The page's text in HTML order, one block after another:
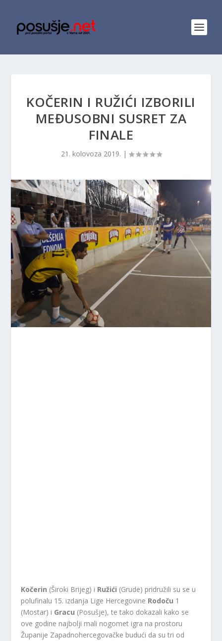
KOČERIN I RUŽIĆI IZBORILI
MEĐUSOBNI SUSRET ZA
FINALE
21. kolovoza 2019. |
Kočerin (Široki Brijeg) i Ružići (Grude) pridružili su se u
polufinalu 15. izdanja Lige Hercegovine Rodoču 1
(Mostar) i Gracu (Posušje), te tako dokazali kako se
ove godine najbolji mali nogomet igra na prostoru
Županije Zapadnohercegovačke budući da su tri od